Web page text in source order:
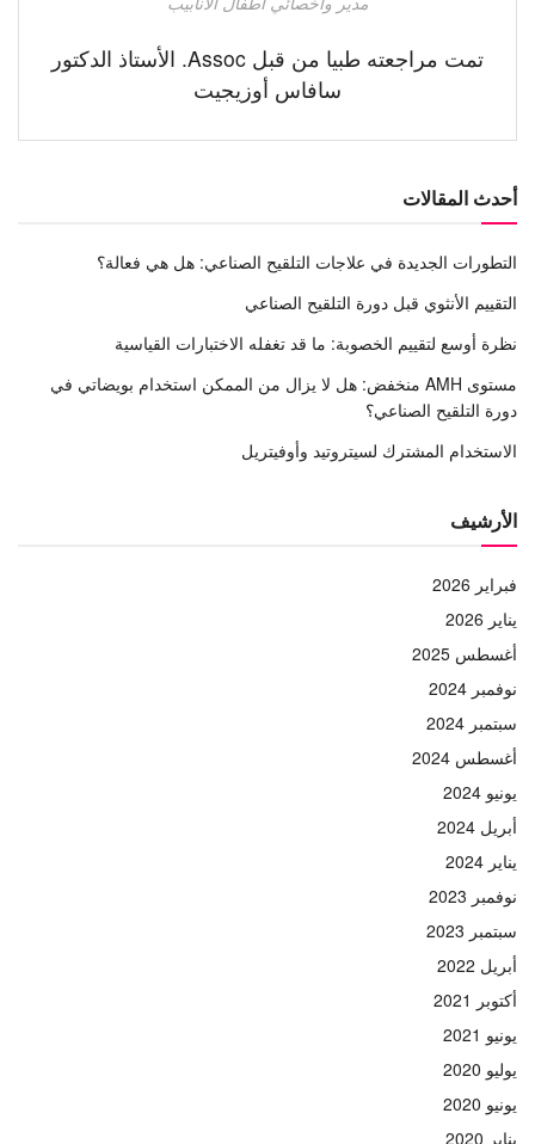
تمت مراجعته طبيا من قبل Assoc. الأستاذ الدكتور
سافاس أوزيجيت
أحدث المقالات
التطورات الجديدة في علاجات التلقيح الصناعي: هل هي فعالة؟
التقييم الأنثوي قبل دورة التلقيح الصناعي
نظرة أوسع لتقييم الخصوبة: ما قد تغفله الاختبارات القياسية
مستوى AMH منخفض: هل لا يزال من الممكن استخدام بويضاتي في
دورة التلقيح الصناعي؟
الاستخدام المشترك لسيتروتيد وأوفيتريل
الأرشيف
فبراير 2026
يناير 2026
أغسطس 2025
نوفمبر 2024
سبتمبر 2024
أغسطس 2024
يونيو 2024
أبريل 2024
يناير 2024
نوفمبر 2023
سبتمبر 2023
أبريل 2022
أكتوبر 2021
يونيو 2021
يوليو 2020
يونيو 2020
يناير 2020